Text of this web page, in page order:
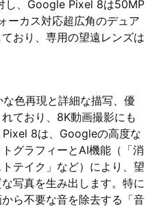
し、Google Pixel 8は50MP
ーカス対応超広角のデュア
おり、専用の望遠レンズは
色再現と詳細な描写、優
ており、8K動画撮影にも
8は、Googleの高度な
グラフィーとAI機能（「消
テイク」など）により、望
写真を生み出します。特に
ら不要な音を除去する「音